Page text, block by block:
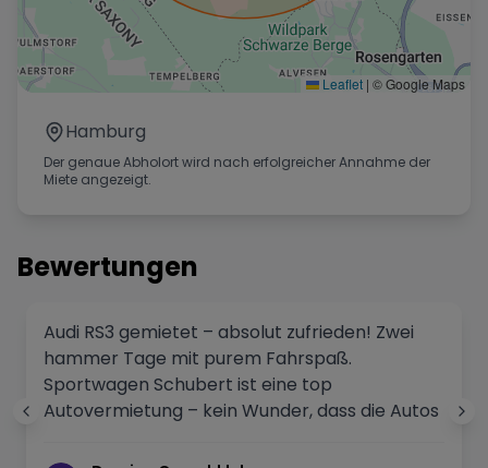
Leaflet | © Google Maps
Hamburg
Der genaue Abholort wird nach erfolgreicher Annahme der
Miete angezeigt.
Bewertungen
Audi RS3 gemietet – absolut zufrieden! Zwei
hammer Tage mit purem Fahrspaß.
Sportwagen Schubert ist eine top
Autovermietung – kein Wunder, dass die Autos